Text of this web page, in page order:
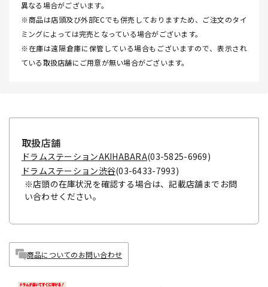
異なる場合がございます。
※商品は店頭及び外部ECでも併売しておりますため、ご注文のタイ
ミングによっては完売となっている場合がございます。
※在庫は遠隔倉庫に保管している場合もございますので、表示され
ている取扱店舗にご用意が無い場合がございます。
取扱店舗
ドラムステーションAKIHABARA(03-5825-6969)
ドラムステーション渋谷(03-6433-7993)
※店頭の在庫状況を確認する場合は、記載店舗までお問
い合わせください。
商品についてのお問い合わせ